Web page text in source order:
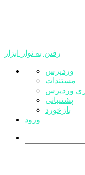
رفتن به نوار ابزار
درباره
وردپرس
وردپرس
مستندات
وردپرس
پشتیبانی
بازخورد
ورود